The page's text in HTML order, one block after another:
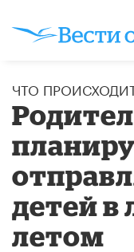
ЧТО
детей в
летом